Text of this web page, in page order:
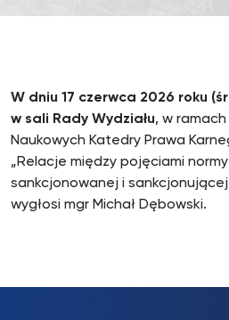
W dniu 17 czerwca 2026 roku
w sali Rady Wydziału, w
Naukowych Katedry Prawa
„Relacje między pojęciami
sankcjonowanej i
wygłosi mgr Michał Dębowski.